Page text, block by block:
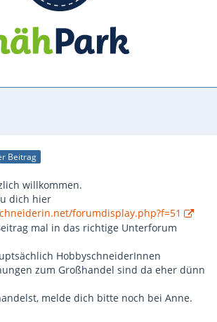
Beitrag
willkommen.
dich hier
forumdisplay.php?f=51
mal in das richtige Unterforum
HobbyschneiderInnen
zum Großhandel sind da eher dünn
melde dich bitte noch bei Anne.